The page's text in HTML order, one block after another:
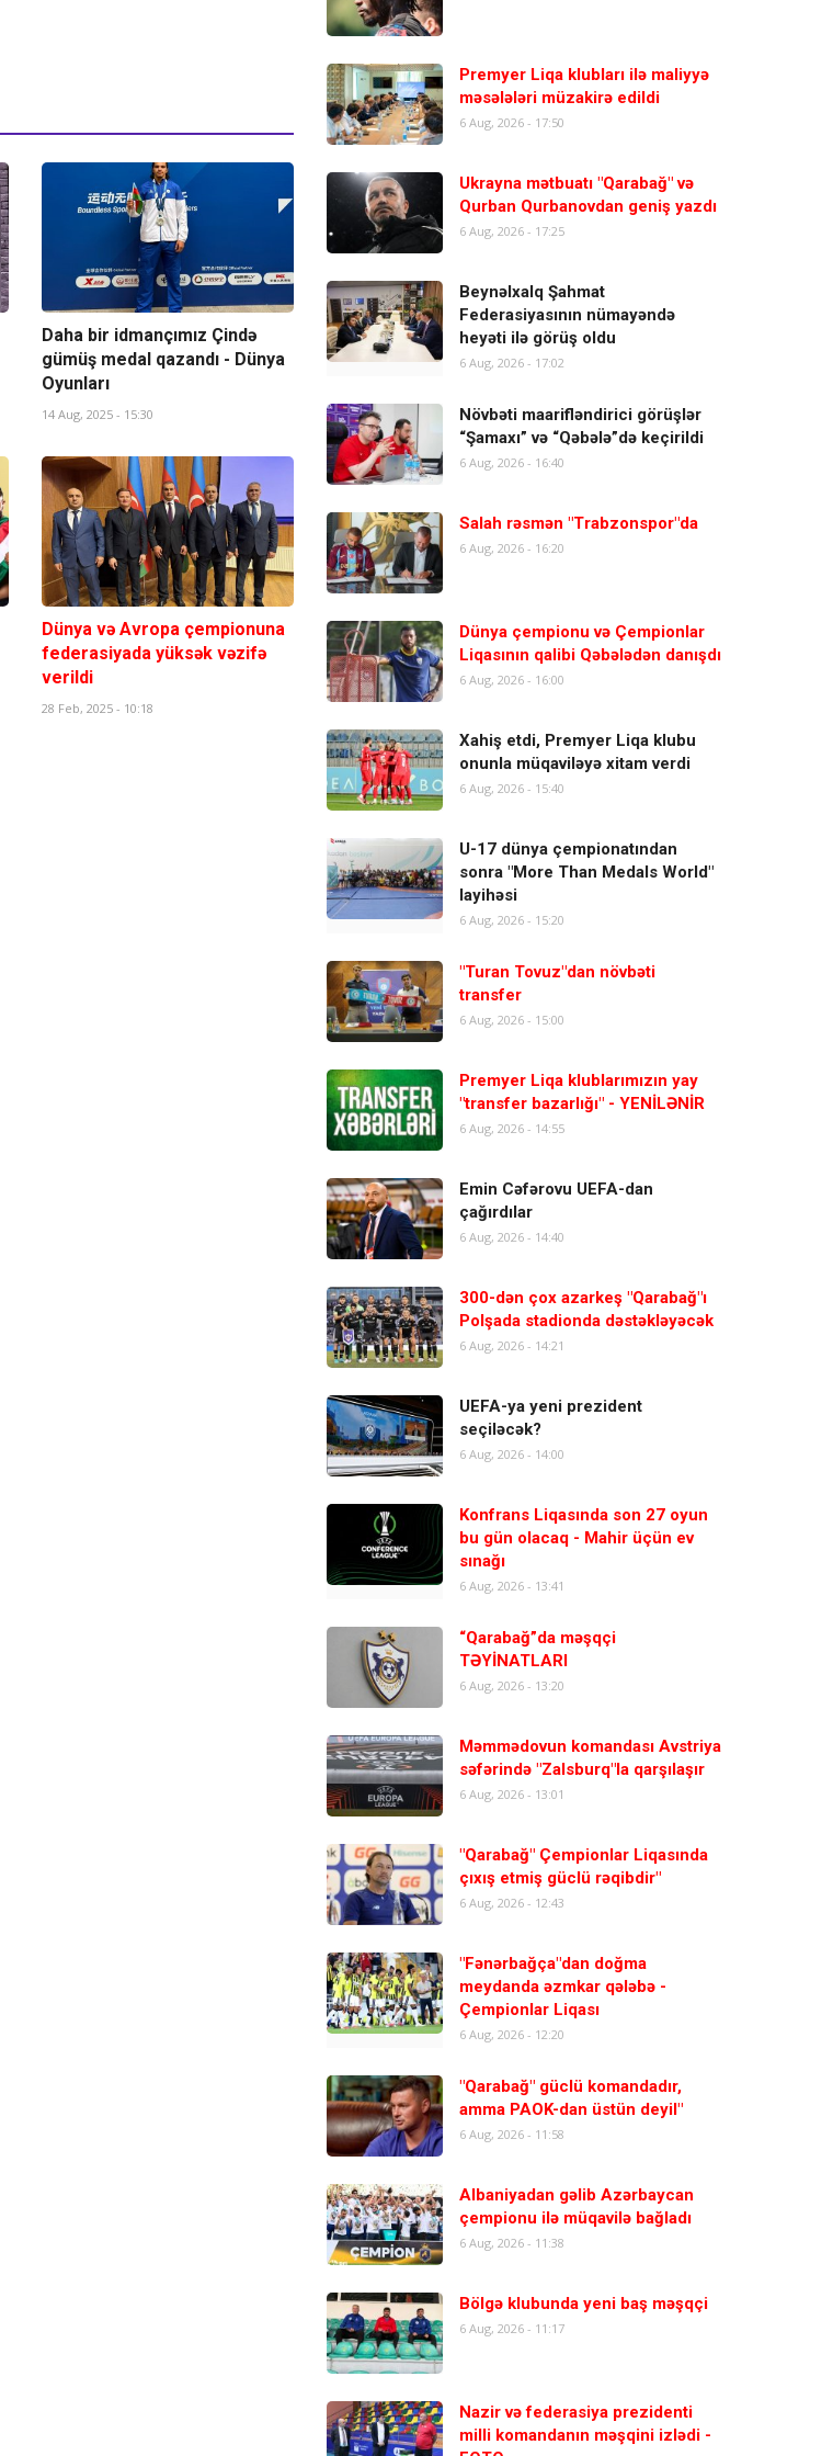
Daha bir idmançımız Çində
gümüş medal qazandı - Dünya
Oyunları
14 Aug, 2025 - 15:30
Dünya və Avropa çempionuna
federasiyada yüksək vəzifə
verildi
28 Feb, 2025 - 10:18
Premyer Liqa klubları ilə maliyyə
məsələləri müzakirə edildi
6 Aug, 2026 - 17:50
Ukrayna mətbuatı "Qarabağ" və
Qurban Qurbanovdan geniş yazdı
6 Aug, 2026 - 17:25
Beynəlxalq Şahmat
Federasiyasının nümayəndə
heyəti ilə görüş oldu
6 Aug, 2026 - 17:02
Növbəti maarifləndirici görüşlər
“Şamaxı” və “Qəbələ”də keçirildi
6 Aug, 2026 - 16:40
Salah rəsmən "Trabzonspor"da
6 Aug, 2026 - 16:20
Dünya çempionu və Çempionlar
Liqasının qalibi Qəbələdən danışdı
6 Aug, 2026 - 16:00
Xahiş etdi, Premyer Liqa klubu
onunla müqaviləyə xitam verdi
6 Aug, 2026 - 15:40
U-17 dünya çempionatından
sonra "More Than Medals World"
layihəsi
6 Aug, 2026 - 15:20
"Turan Tovuz"dan növbəti
transfer
6 Aug, 2026 - 15:00
Premyer Liqa klublarımızın yay
"transfer bazarlığı" - YENİLƏNİR
6 Aug, 2026 - 14:55
Emin Cəfərovu UEFA-dan
çağırdılar
6 Aug, 2026 - 14:40
300-dən çox azarkeş "Qarabağ"ı
Polşada stadionda dəstəkləyəcək
6 Aug, 2026 - 14:21
UEFA-ya yeni prezident
seçiləcək?
6 Aug, 2026 - 14:00
Konfrans Liqasında son 27 oyun
bu gün olacaq - Mahir üçün ev
sınağı
6 Aug, 2026 - 13:41
“Qarabağ”da məşqçi
TƏYİNATLARI
6 Aug, 2026 - 13:20
Məmmədovun komandası Avstriya
səfərində "Zalsburq"la qarşılaşır
6 Aug, 2026 - 13:01
"Qarabağ" Çempionlar Liqasında
çıxış etmiş güclü rəqibdir"
6 Aug, 2026 - 12:43
"Fənərbağça"dan doğma
meydanda əzmkar qələbə -
Çempionlar Liqası
6 Aug, 2026 - 12:20
"Qarabağ" güclü komandadır,
amma PAOK-dan üstün deyil"
6 Aug, 2026 - 11:58
Albaniyadan gəlib Azərbaycan
çempionu ilə müqavilə bağladı
6 Aug, 2026 - 11:38
Bölgə klubunda yeni baş məşqçi
6 Aug, 2026 - 11:17
Nazir və federasiya prezidenti
milli komandanın məşqini izlədi -